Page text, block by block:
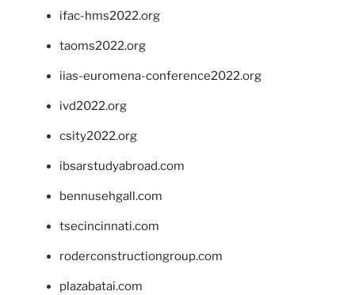
ifac-hms2022.org
taoms2022.org
iias-euromena-conference2022.org
ivd2022.org
csity2022.org
ibsarstudyabroad.com
bennusehgall.com
tsecincinnati.com
roderconstructiongroup.com
plazabatai.com